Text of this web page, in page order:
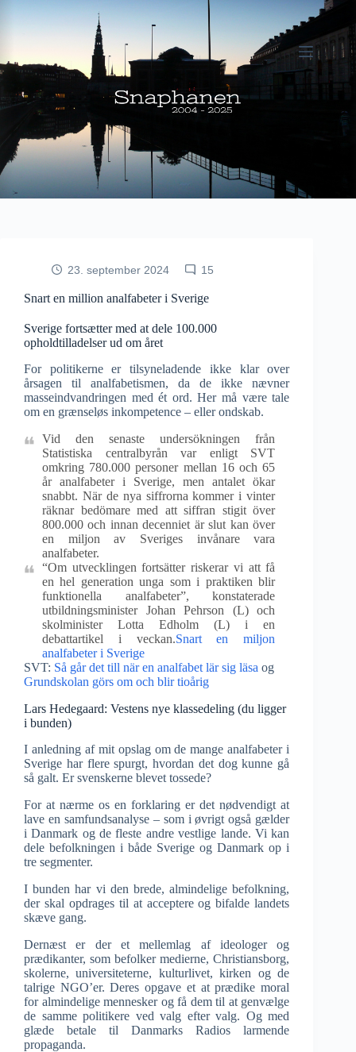
23. september 2024 15
Snart en million analfabeter i Sverige
Sverige fortsætter med at dele 100.000
opholdtilladelser ud om året
For politikerne er tilsyneladende ikke klar over
årsagen til analfabetismen, da de ikke nævner
masseindvandringen med ét ord. Her må være tale
om en grænseløs inkompetence – eller ondskab.
Vid den senaste undersökningen från
Statistiska centralbyrån var enligt SVT
omkring 780.000 personer mellan 16 och 65
år analfabeter i Sverige, men antalet ökar
snabbt. När de nya siffrorna kommer i vinter
räknar bedömare med att siffran stigit över
800.000 och innan decenniet är slut kan över
en miljon av Sveriges invånare vara
analfabeter.
“Om utvecklingen fortsätter riskerar vi att få
en hel generation unga som i praktiken blir
funktionella analfabeter”, konstaterade
utbildningsminister Johan Pehrson (L) och
skolminister Lotta Edholm (L) i en
debattartikel i veckan.Snart en miljon
analfabeter i Sverige
SVT: Så går det till när en analfabet lär sig läsa og
Grundskolan görs om och blir tioårig
Lars Hedegaard: Vestens nye klassedeling (du ligger
i bunden)
I anledning af mit opslag om de mange analfabeter i
Sverige har flere spurgt, hvordan det dog kunne gå
så galt. Er svenskerne blevet tossede?
For at nærme os en forklaring er det nødvendigt at
lave en samfundsanalyse – som i øvrigt også gælder
i Danmark og de fleste andre vestlige lande. Vi kan
dele befolkningen i både Sverige og Danmark op i
tre segmenter.
I bunden har vi den brede, almindelige befolkning,
der skal opdrages til at acceptere og bifalde landets
skæve gang.
Dernæst er der et mellemlag af ideologer og
prædikanter, som befolker medierne, Christiansborg,
skolerne, universiteterne, kulturlivet, kirken og de
talrige NGO’er. Deres opgave et at prædike moral
for almindelige mennesker og få dem til at genvælge
de samme politikere ved valg efter valg. Og med
glæde betale til Danmarks Radios larmende
propaganda.